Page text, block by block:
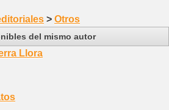
> Otros
del mismo autor
Llora